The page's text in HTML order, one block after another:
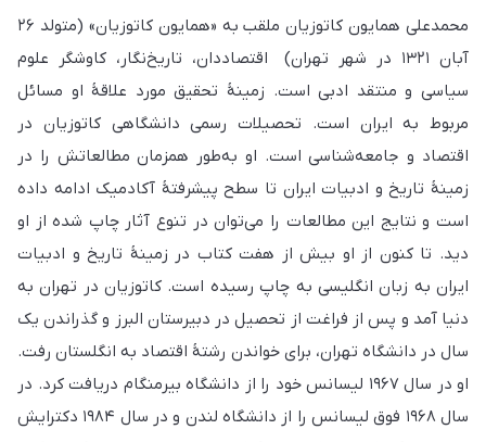
محمدعلی همایون کاتوزیان ملقب به «همایون کاتوزیان» (متولد ۲۶
آبان ۱۳۲۱ در شهر تهران) اقتصاددان، تاریخ‌نگار، کاوشگر علوم
سیاسی و منتقد ادبی است. زمینهٔ تحقیق مورد علاقهٔ او مسائل
مربوط به ایران است. تحصیلات رسمی دانشگاهی کاتوزیان در
اقتصاد و جامعه‌شناسی است. او به‌طور همزمان مطالعاتش را در
زمینهٔ تاریخ و ادبیات ایران تا سطح پیشرفتهٔ آکادمیک ادامه داده‌
است و نتایج این مطالعات را می‌توان در تنوع آثار چاپ شده از او
دید. تا کنون از او بیش از هفت کتاب در زمینهٔ تاریخ و ادبیات
ایران به زبان انگلیسی به چاپ رسیده‌ است. کاتوزیان در تهران به
دنیا آمد و پس از فراغت از تحصیل در دبیرستان البرز و گذراندن یک
سال در دانشگاه تهران، برای خواندن رشتهٔ اقتصاد به انگلستان رفت.
او در سال ۱۹۶۷ لیسانس خود را از دانشگاه بیرمنگام دریافت کرد. در
سال ۱۹۶۸ فوق لیسانس را از دانشگاه لندن و در سال ۱۹۸۴ دکترایش